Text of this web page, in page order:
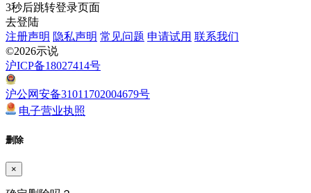
3秒后跳转登录页面
去登陆
注册声明 隐私声明 常见问题 申请试用 联系我们
©2026示说
沪ICP备18027414号
沪公网安备31011702004679号
电子营业执照
删除
×